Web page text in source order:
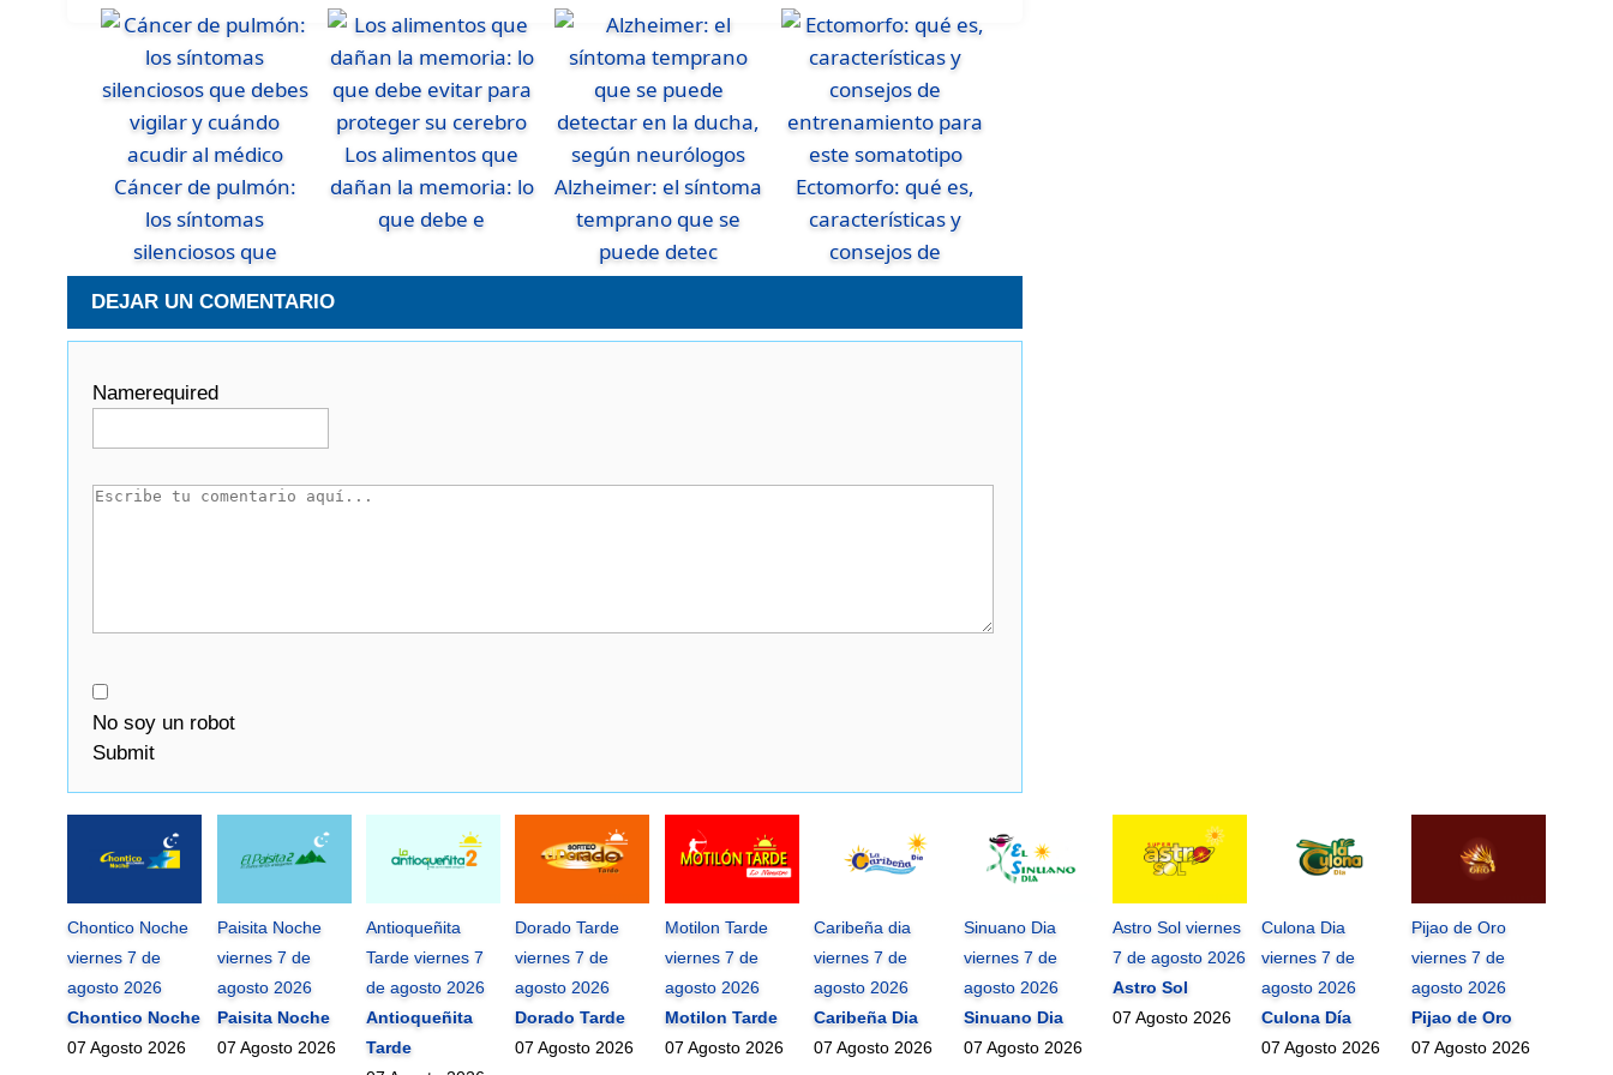
Cáncer de pulmón:
los síntomas
silenciosos que
Los alimentos que
dañan la memoria: lo
que debe e
Alzheimer: el síntoma
temprano que se
puede detec
Ectomorfo: qué es,
características y
consejos de
DEJAR UN COMENTARIO
Namerequired
No soy un robot
Submit
Chontico Noche
viernes 7 de
agosto 2026
Chontico Noche
07 Agosto 2026
Paisita Noche
viernes 7 de
agosto 2026
Paisita Noche
07 Agosto 2026
Antioqueñita
Tarde viernes 7
de agosto 2026
Antioqueñita
Tarde
Dorado Tarde
viernes 7 de
agosto 2026
Dorado Tarde
07 Agosto 2026
Motilon Tarde
viernes 7 de
agosto 2026
Motilon Tarde
07 Agosto 2026
Caribeña dia
viernes 7 de
agosto 2026
Caribeña Dia
07 Agosto 2026
Sinuano Dia
viernes 7 de
agosto 2026
Sinuano Dia
07 Agosto 2026
Astro Sol viernes
7 de agosto 2026
Astro Sol
07 Agosto 2026
Culona Dia
viernes 7 de
agosto 2026
Culona Día
07 Agosto 2026
Pijao de Oro
viernes 7 de
agosto 2026
Pijao de Oro
07 Agosto 2026